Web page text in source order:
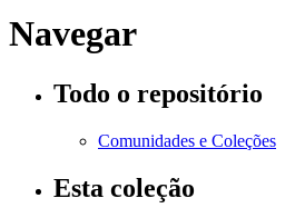
Navegar
Todo o repositório
Comunidades e Coleções
Esta coleção